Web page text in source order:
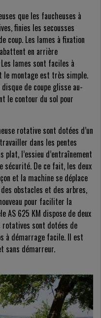
que les faucheuses à
finies les secousses
coup. Les lames à fixation
en arrière
lames sont faciles à
le montage est très simple.
de coupe glisse au-
le contour du sol pour
rotative sont dotées d’un
dans les pentes
plat, l’essieu d’entraînement
sécurité. De ce fait, les deux
et la machine se déplace
obstacles et des arbres,
pour faciliter la
AS 625 KM dispose de deux
rotatives sont dotées de
à démarrage facile. Il est
sans démarreur.